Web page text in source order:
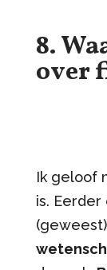
8.
over
Ik geloof
is.